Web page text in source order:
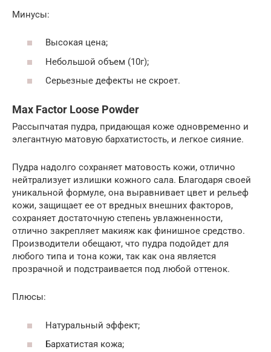
Минусы:
Высокая цена;
Небольшой объем (10г);
Серьезные дефекты не скроет.
Max Factor Loose Powder
Рассыпчатая пудра, придающая коже одновременно и
элегантную матовую бархатистость, и легкое сияние.
Пудра надолго сохраняет матовость кожи, отлично
нейтрализует излишки кожного сала. Благодаря своей
уникальной формуле, она выравнивает цвет и рельеф
кожи, защищает ее от вредных внешних факторов,
сохраняет достаточную степень увлажненности,
отлично закрепляет макияж как финишное средство.
Производители обещают, что пудра подойдет для
любого типа и тона кожи, так как она является
прозрачной и подстраивается под любой оттенок.
Плюсы:
Натуральный эффект;
Бархатистая кожа;